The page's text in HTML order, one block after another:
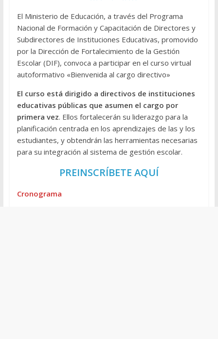
El Ministerio de Educación, a través del Programa
Nacional de Formación y Capacitación de Directores y
Subdirectores de Instituciones Educativas, promovido
por la Dirección de Fortalecimiento de la Gestión
Escolar (DIF), convoca a participar en el curso virtual
autoformativo «Bienvenida al cargo directivo»
El curso está dirigido a directivos de instituciones
educativas públicas que asumen el cargo por
primera vez. Ellos fortalecerán su liderazgo para la
planificación centrada en los aprendizajes de las y los
estudiantes, y obtendrán las herramientas necesarias
para su integración al sistema de gestión escolar.
PREINSCRÍBETE AQUÍ
Cronograma